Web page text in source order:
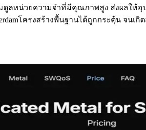
มดูลหน่วยความจําที่มีคุณภาพสูง ส่งผลใ
โครงสร้างพื้นฐานได้ถูกกระตุ้น จน